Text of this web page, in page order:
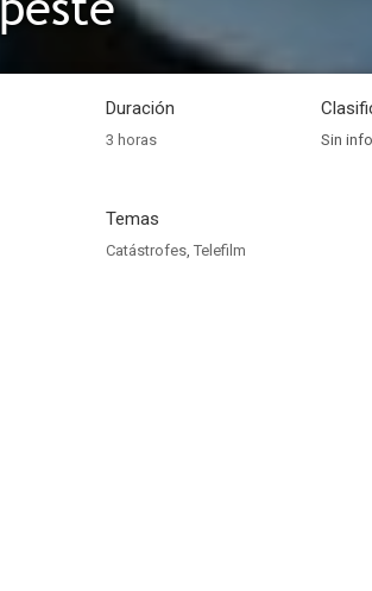
Duración
3 horas Sin
Temas
Catástrofes, Telefilm